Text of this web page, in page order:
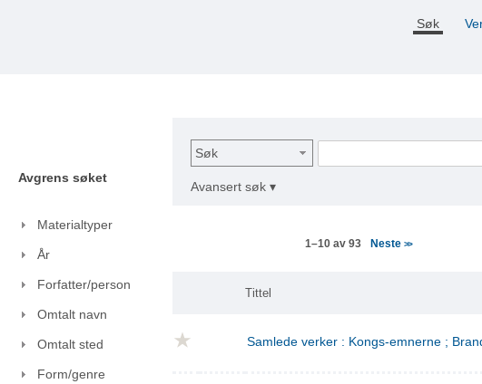
Søk
Avgrens søket
Materialtyper
År
Forfatter/person
Omtalt navn
Omtalt sted
Form/genre
Søk
Avansert søk ▾
1–10 av 93 Neste>>
Tittel
Samlede verker : Kongs-emnerne ;